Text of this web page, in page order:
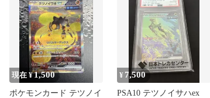
現在 ¥1,500
ポケモンカード テツノイ
¥ 7,500
PSA10 テツノイサハex